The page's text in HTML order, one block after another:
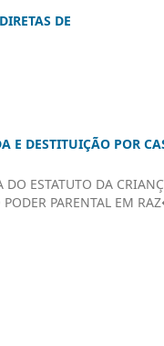
DE
E DESTITUIÇÃO POR
ESTATUTO DA
PARENTAL EM